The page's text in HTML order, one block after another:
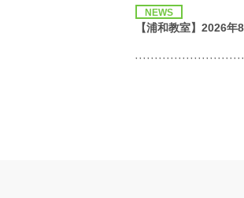
NEWS
【浦和教室】2026